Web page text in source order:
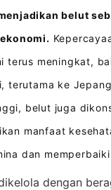
belut
terus meningkat,
terutama ke
belut juga
manfaat
dan
dengan